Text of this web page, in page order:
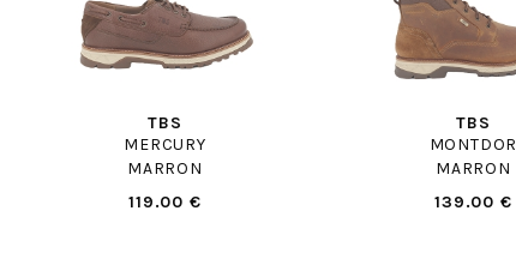
TBS
MERCURY
MARRON
119.00 €
TBS
MONTDOR
MARRON
139.00 €